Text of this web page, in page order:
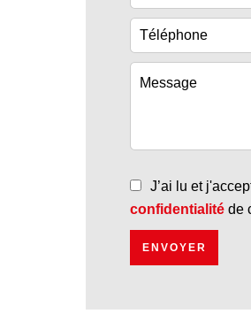
J’ai lu et
confidentialité de
ENVOYER